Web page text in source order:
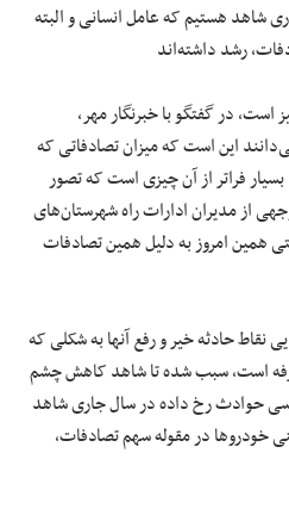
شاهد هستیم که عامل انسانی و البته
رشد داشته‌اند
است، در گفتگو با خبرنگار مهر،
این است که میزان تصادفاتی که
فراتر از آن چیزی است که تصور
از مدیران ادارات راه شهرستان‌های
همین امروز به دلیل همین تصادفات
نقاط حادثه خیر و رفع آنها به شکلی که
است، سبب شده تا شاهد کاهش چشم
حوادث رخ داده در سال جاری شاهد
خودروها در مقوله سهم تصادفات،